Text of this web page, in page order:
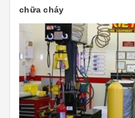
chữa cháy